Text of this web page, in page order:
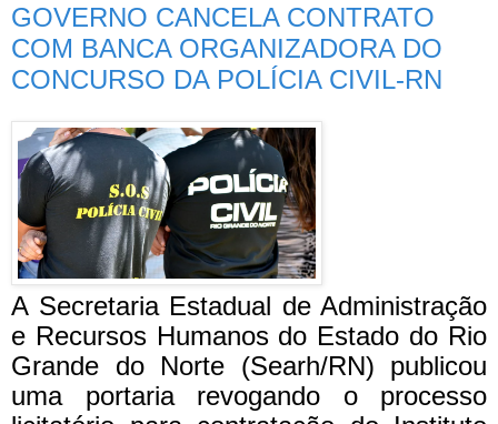
GOVERNO CANCELA CONTRATO
COM BANCA ORGANIZADORA DO
CONCURSO DA POLÍCIA CIVIL-RN
A Secretaria Estadual de Administração
e Recursos Humanos do Estado do Rio
Grande do Norte (Searh/RN) publicou
uma portaria revogando o processo